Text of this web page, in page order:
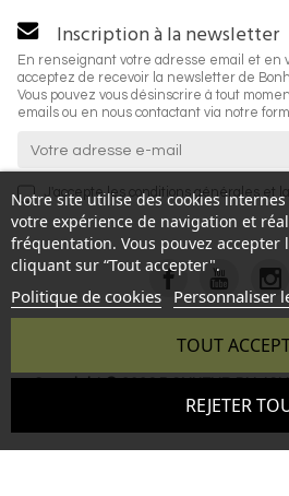
Notre site utilise des cookies
votre expérience de navigation et
fréquentation. Vous pouvez
cliquant sur “Tout accepter".
Politique de cookies Personnaliser
REJETER
TOUT
Inscription à la newsletter
En renseignant votre adresse email et en
acceptez de recevoir la newsletter de
Vous pouvez vous désinscrire à tout
emails ou en nous contactant via notre
J'accepte les conditions générales et la
- Reproduction interdite sans